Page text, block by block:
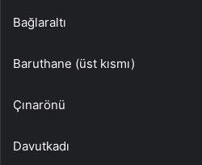
Bağlaraltı
Baruthane (üst kısmı)
Çınarönü
Davutkadı